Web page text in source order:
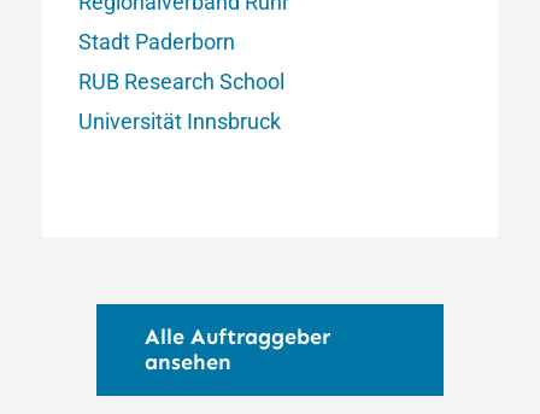
Stadt Paderborn
RUB Research School
Universität Innsbruck
Alle Auftraggeber
ansehen